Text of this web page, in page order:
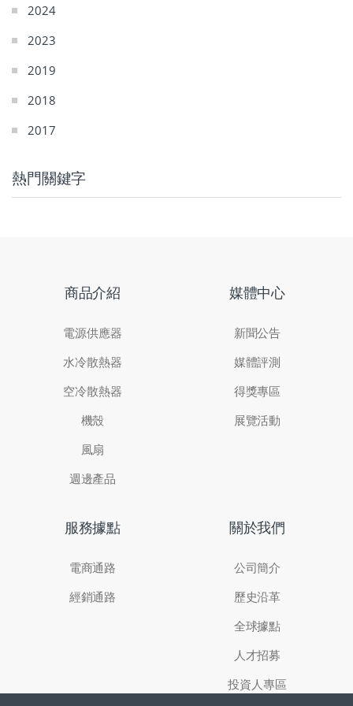
2024
2023
2019
2018
2017
熱門關鍵字
商品介紹
電源供應器
水冷散熱器
空冷散熱器
機殼
風扇
週邊產品
媒體中心
新聞公告
媒體評測
得獎專區
展覽活動
服務據點
電商通路
經銷通路
關於我們
公司簡介
歷史沿革
全球據點
人才招募
投資人專區